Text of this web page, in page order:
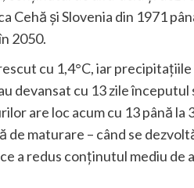
Cehă și Slovenia din 1971
2050.
cu 1,4°C, iar precipitațiile
devansat cu 13 zile
are loc acum cu 13 până la
maturare – când se
a redus conținutul mediu de